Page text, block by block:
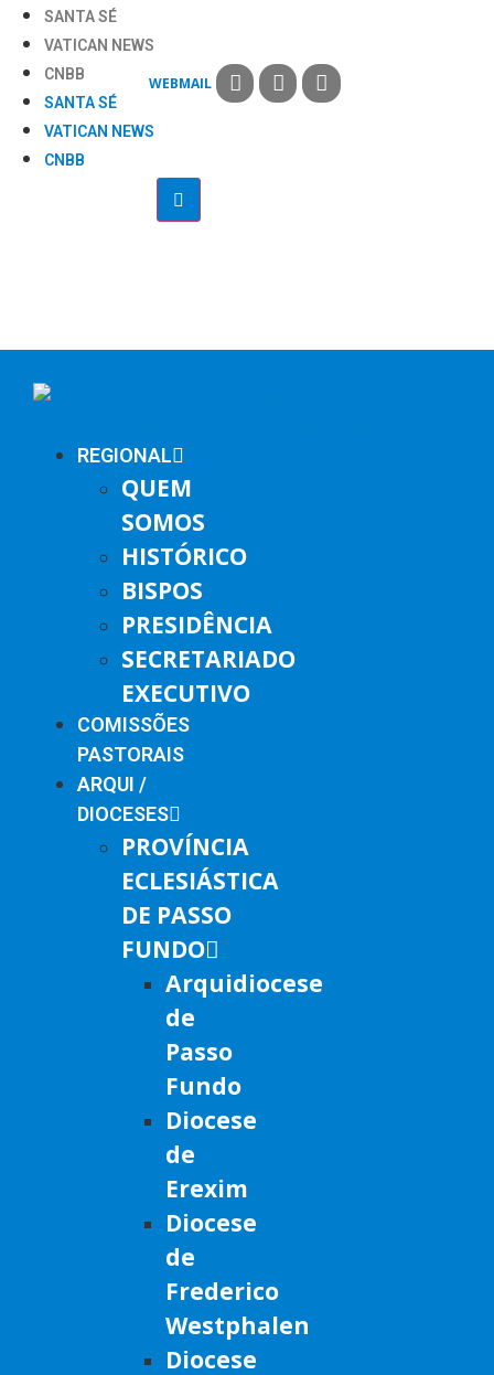
SANTA SÉ
VATICAN NEWS
CNBB
SANTA SÉ
VATICAN NEWS
CNBB
WEBMAIL
REGIONAL
QUEM
SOMOS
HISTÓRICO
BISPOS
PRESIDÊNCIA
SECRETARIADO
EXECUTIVO
COMISSÕES
PASTORAIS
ARQUI /
DIOCESES
PROVÍNCIA
ECLESIÁSTICA
DE PASSO
FUNDO
Arquidiocese
de
Passo
Fundo
Diocese
de
Erexim
Diocese
de
Frederico
Westphalen
Diocese